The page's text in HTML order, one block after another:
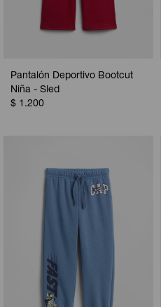
Pantalón Deportivo Bootcut
Niña - Sled
$ 1.200